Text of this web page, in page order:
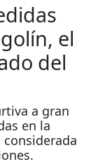
el
del
a gran
en la